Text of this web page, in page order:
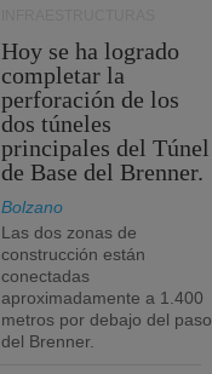
Hoy se ha logrado
completar la
perforación de los
dos túneles
principales del Túnel
de Base del Brenner.
Bolzano
Las dos zonas de
construcción están
conectadas
aproximadamente a 1.400
metros por debajo del paso
del Brenner.